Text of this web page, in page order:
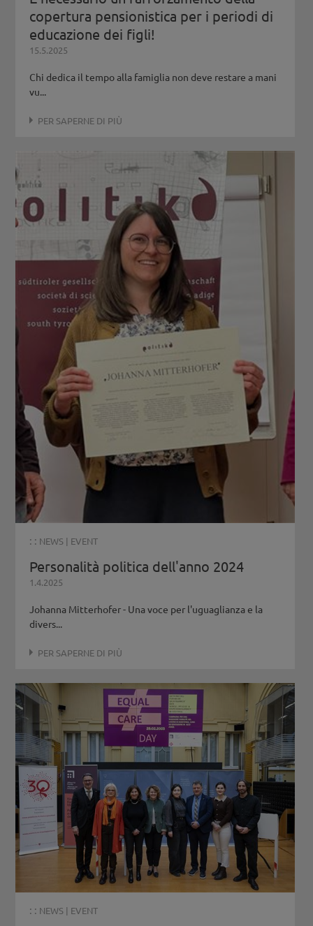
copertura pensionistica per i periodi di
educazione dei figli!
15.5.2025
Chi dedica il tempo alla famiglia non deve restare a mani
vu...
PER SAPERNE DI PIÙ
: : NEWS | EVENT
Personalità politica dell'anno 2024
1.4.2025
Johanna Mitterhofer - Una voce per l'uguaglianza e la
divers...
PER SAPERNE DI PIÙ
: : NEWS | EVENT